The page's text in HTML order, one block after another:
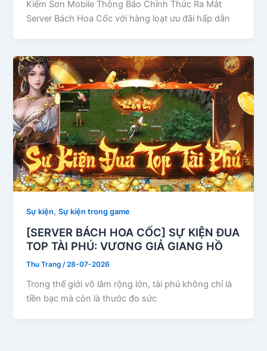
Kiếm Sơn Mobile Thông Báo Chính Thức Ra Mắt
Server Bách Hoa Cốc với hàng loạt ưu đãi hấp dẫn
Sự kiện,Sự kiện trong game
[SERVER BÁCH HOA CỐC] SỰ KIỆN ĐUA
TOP TÀI PHÚ: VƯƠNG GIẢ GIANG HỒ
Thu Trang/28-07-2026
Trong thế giới võ lâm rộng lớn, tài phú không chỉ là
tiền bạc mà còn là thước đo sức